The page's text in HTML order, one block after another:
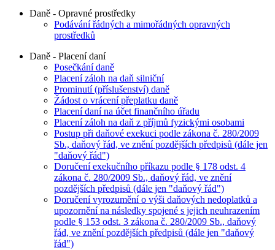
Daně - Opravné prostředky
Podávání řádných a mimořádných opravných
prostředků
Daně - Placení daní
Posečkání daně
Placení záloh na daň silniční
Prominutí (příslušenství) daně
Žádost o vrácení přeplatku daně
Placení daní na účet finančního úřadu
Placení záloh na daň z příjmů fyzickými osobami
Postup při daňové exekuci podle zákona č. 280/2009
Sb., daňový řád, ve znění pozdějších předpisů (dále jen
"daňový řád")
Doručení exekučního příkazu podle § 178 odst. 4
zákona č. 280/2009 Sb., daňový řád, ve znění
pozdějších předpisů (dále jen "daňový řád")
Doručení vyrozumění o výši daňových nedoplatků a
upozornění na následky spojené s jejich neuhrazením
podle § 153 odst. 3 zákona č. 280/2009 Sb., daňový
řád, ve znění pozdějších předpisů (dále jen "daňový
řád")